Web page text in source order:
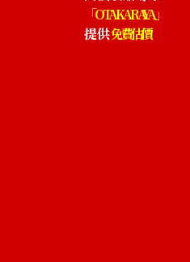
「OTAKARAYA」
提供免費估價